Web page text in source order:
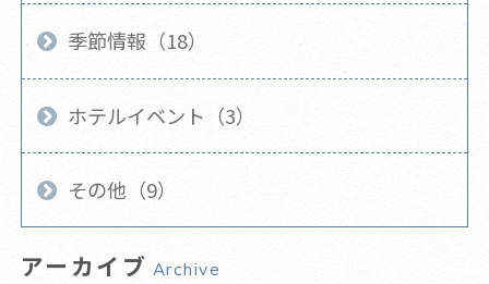
季節情報（18）
ホテルイベント（3）
その他（9）
アーカイブ Archive